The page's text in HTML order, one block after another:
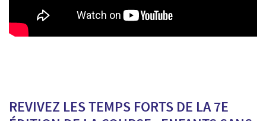
REVIVEZ LES TEMPS FORTS DE LA 7E